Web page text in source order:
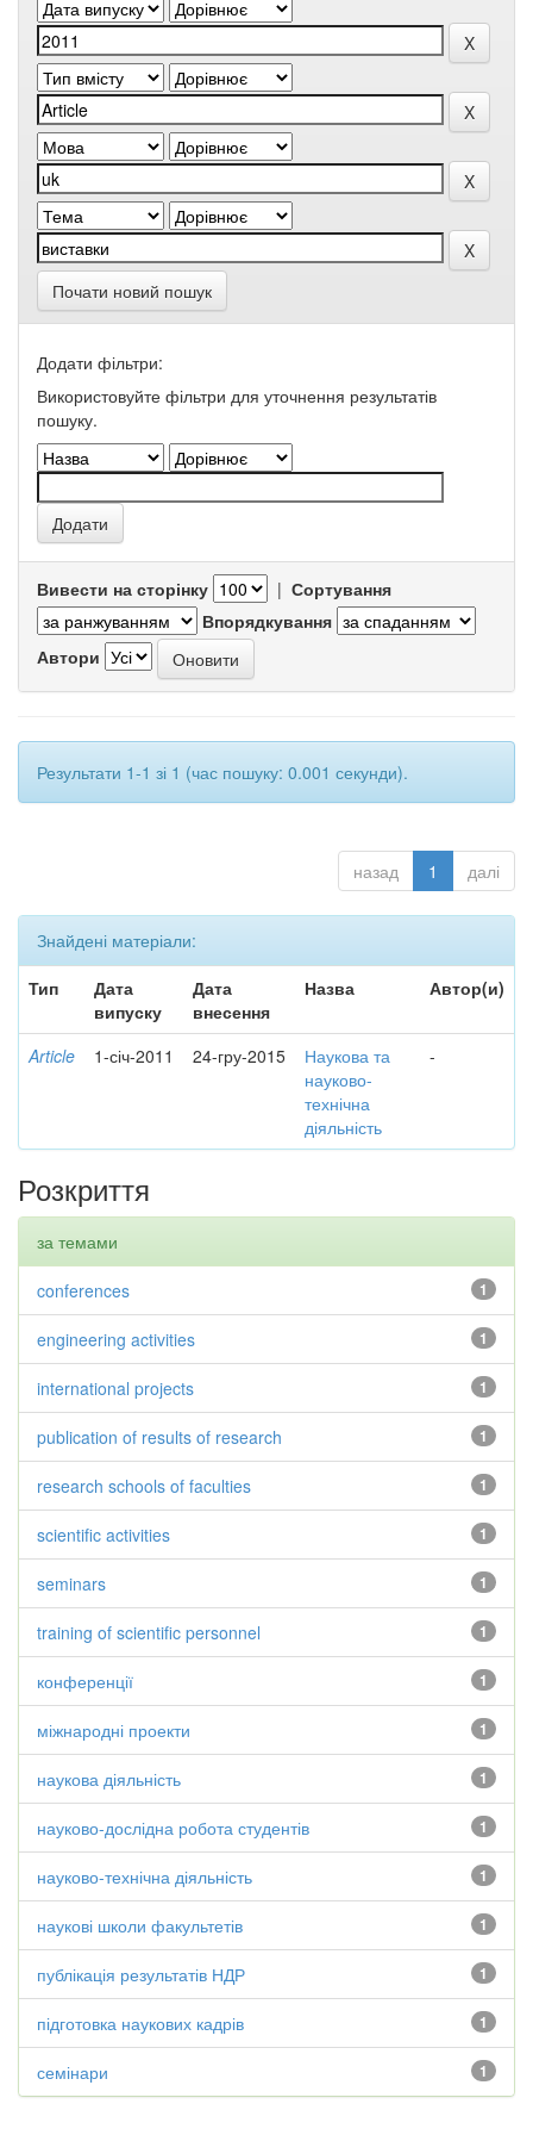
Почати новий пошук
Додати фільтри:
Використовуйте фільтри для уточнення результатів
пошуку.
Вивести на сторінку | Сортування
Впорядкування
Автори
Результати 1-1 зі 1 (час пошуку: 0.001 секунди).
назад 1 далі
Знайдені матеріали:
Тип
Дата
випуску
Дата
внесення
Назва Автор(и)
Article 1-січ-2011 24-гру-2015
Наукова та
науково-
технічна
діяльність
-
Розкриття
за темами
1
conferences
1
engineering activities
1
international projects
1
publication of results of research
1
research schools of faculties
1
scientific activities
1
seminars
1
training of scientific personnel
1
конференції
1
міжнародні проекти
1
наукова діяльність
1
науково-дослідна робота студентів
1
науково-технічна діяльність
1
наукові школи факультетів
1
публікація результатів НДР
1
підготовка наукових кадрів
1
семінари